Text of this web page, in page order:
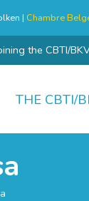
| Chambre
the CBTI/
THE CBTI/